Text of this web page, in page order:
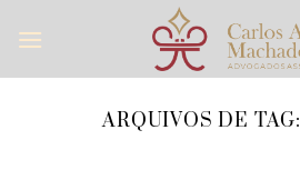
ARQUIVOS DE TAG: